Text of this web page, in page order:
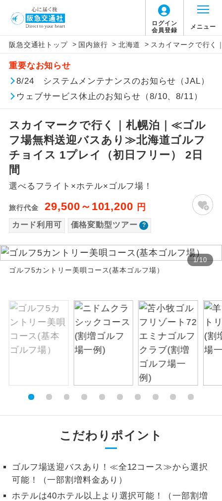
ログイン
会員登録
メニュー
阪急交通社トップ > 国内旅行 > 北海道 > スカイマークで行
重要なお知らせ
8/24 システムメンテナンスのお知らせ（JAL）
ウェブサービス休止のお知らせ（8/10、8/11）
スカイマークで行く｜札幌泊｜≪ゴル
フ場無料送迎バスあり≫北海道ゴルフ
チョイス 1プレイ（初日フリー） 2日
間
選べるフライト×ホテル×ゴルフ場！
旅行代金 29,500～101,200 円
カード利用可 価格変動型ツアー
1/10
ゴルフ5カントリー美唄コース(基本ゴルフ場）
こだわりポイント
ゴルフ場送迎バスあり！≪全12コース≫から選択
可能！（一部割増料金あり）
ホテルは40ホテル以上より選択可能！（一部割増
アイコン 説明
添乗員同行
往路出発空港（駅）から復路到着空港
（駅）まで同行します。
現地添乗員同
現地到着空港（駅）から最終日出発空港
（駅）まで添乗員が同行します。
バスガイド乗
務
バスガイドが乗務し、車内での観光案内
があります。
新コース 初登場のコースです。
世界遺産
ユネスコに登録されている文化遺産や自
然遺産を訪ねるコースです。
温泉 温泉地にも宿泊するコースです。
す。
大浴場 ご宿泊ホテルに大浴場が付いています。
全てのお食事が付いていますので、お食
事の心配はいりません。（機内食を除
お部屋食
お部屋にてゆっくりとお召し上がりいた
をじっくり聞くことができます。
1名様催行
す。
2名様催行
2名様から出発可能な個人型プランで
「価格変動型ツアー」に関するご案内
価格変動型ツアーとは
航空会社が設定する「個人包括旅行運
賃」を利用したツアーです。
お申し込み時期・ご利用便の空席状況に
よって料金が変動いたします。
以下の注意事項をあらかじめご了承いただき
ますようお願いいたします。
お支払いについて
お支払いは、クレジットカード決済のみとな
ります。
お申し込みの最後にクレジットカード決済を
していただき、決済手続き完了をもちまし
ご予約方法について
ウェブ限定コースとなりますので、コールセ
ンター及びカウンターでのお申し込みはでき
ません。